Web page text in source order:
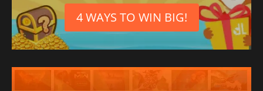
4 WAYS TO WIN BIG!